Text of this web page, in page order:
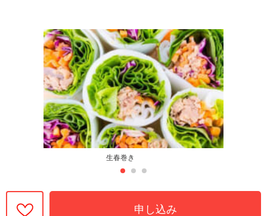
生春巻き
申し込み